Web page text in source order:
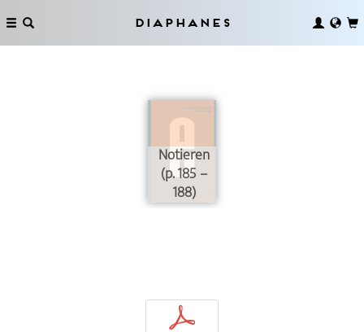
Diaphanes
Notieren
(p. 185 –
188)
p